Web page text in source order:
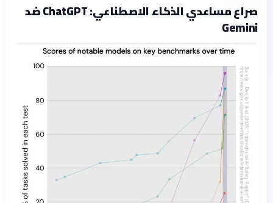
صراع مساعدي الذكاء الاصطناعي: ChatGPT ضد
Gemini